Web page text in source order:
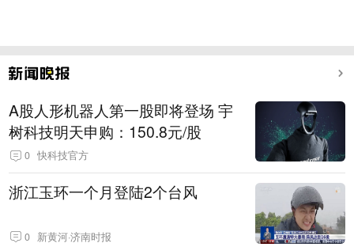
A股人形机器人第一股即将登场 宇
树科技明天申购：150.8元/股
0 快科技官方
浙江玉环一个月登陆2个台风
0 新黄河·济南时报